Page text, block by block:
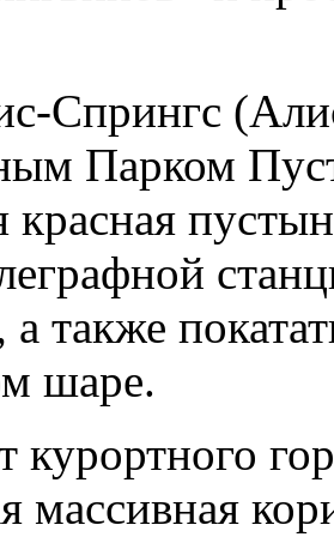
Спрингс
Парком
красная
также
шаре.
курортного
массивная